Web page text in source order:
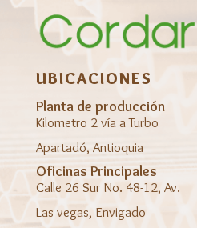
UBICACIONES
Planta de producción
Kilometro 2 vía a Turbo
Apartadó, Antioquia
Oficinas Principales
Calle 26 Sur No. 48-12, Av.
Las vegas, Envigado